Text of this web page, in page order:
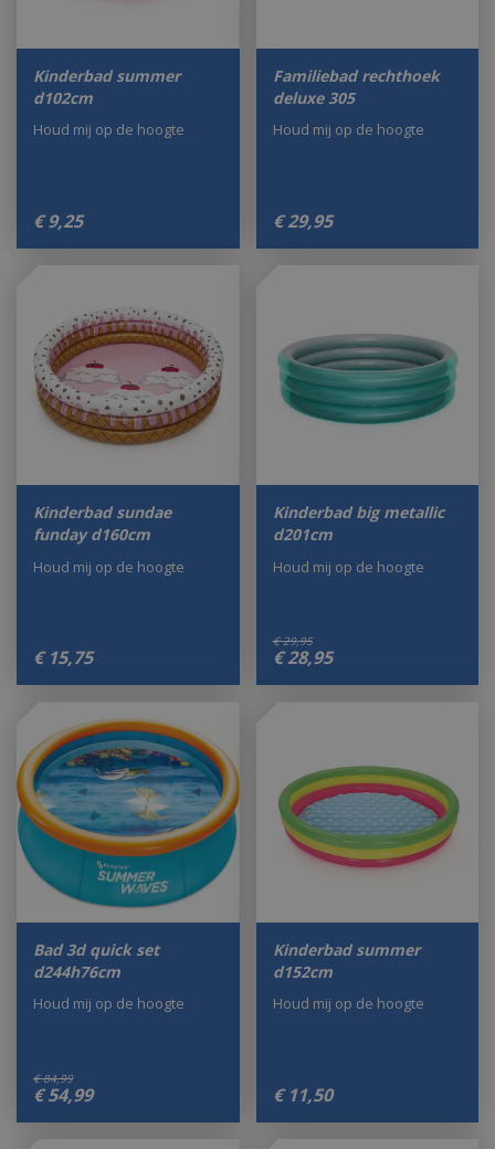
Kinderbad summer
d102cm
€ 9,25
Houd mij op de hoogte
Familiebad rechthoek
deluxe 305
€ 29,95
Houd mij op de hoogte
Kinderbad sundae
funday d160cm
€ 15,75
Houd mij op de hoogte
Kinderbad big metallic
d201cm
€ 29,95
€ 28,95
Houd mij op de hoogte
Bad 3d quick set
d244h76cm
€ 84,99
€ 54,99
Houd mij op de hoogte
Kinderbad summer
d152cm
€ 11,50
Houd mij op de hoogte